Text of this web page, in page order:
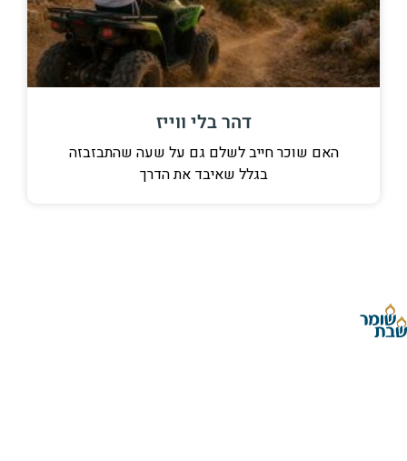
דהר בלי ווייז
האם שוכר חייב לשלם גם על שעה שהתבזבזה
בגלל שאיבד את הדרך